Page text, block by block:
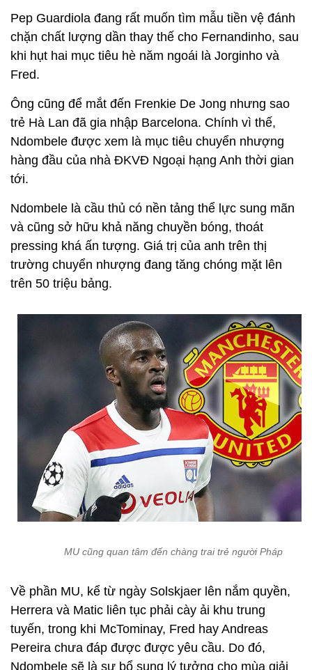
Pep Guardiola đang rất muốn tìm mẫu tiền vệ đánh
chặn chất lượng dần thay thế cho Fernandinho, sau
khi hụt hai mục tiêu hè năm ngoái là Jorginho và
Fred.
Ông cũng để mắt đến Frenkie De Jong nhưng sao
trẻ Hà Lan đã gia nhập Barcelona. Chính vì thế,
Ndombele được xem là mục tiêu chuyển nhượng
hàng đầu của nhà ĐKVĐ Ngoại hạng Anh thời gian
tới.
Ndombele là cầu thủ có nền tảng thể lực sung mãn
và cũng sở hữu khả năng chuyền bóng, thoát
pressing khá ấn tượng. Giá trị của anh trên thị
trường chuyển nhượng đang tăng chóng mặt lên
trên 50 triệu bảng.
MU cũng quan tâm đến chàng trai trẻ người Pháp
Về phần MU, kể từ ngày Solskjaer lên nắm quyền,
Herrera và Matic liên tục phải cày ải khu trung
tuyến, trong khi McTominay, Fred hay Andreas
Pereira chưa đáp được được yêu cầu. Do đó,
Ndombele sẽ là sự bổ sung lý tưởng cho mùa giải